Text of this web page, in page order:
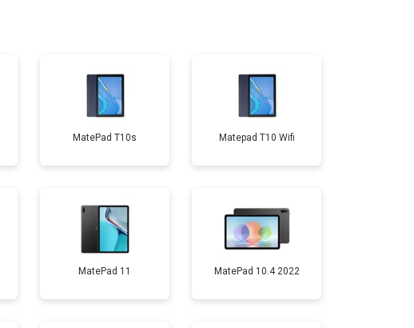
от 3200 ₽ Заказать
от 1700 ₽ Заказать
от 3200 ₽ Заказать
MatePad T10s Matepad T10 Wifi
MatePad 11 MatePad 10.4 2022